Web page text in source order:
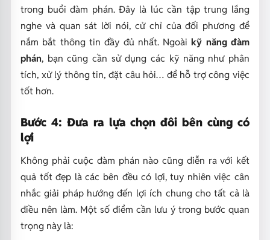
trong buổi đàm phán. Đây là lúc cần tập trung lắng
nghe và quan sát lời nói, cử chỉ của đối phương để
nắm bắt thông tin đầy đủ nhất. Ngoàikỹ năng đàm
phán, bạn cũng cần sử dụng các kỹ năng như phân
tích, xử lý thông tin, đặt câu hỏi… để hỗ trợ công việc
tốt hơn.
Bước 4: Đưa ra lựa chọn đôi bên cùng có
lợi
Không phải cuộc đàm phán nào cũng diễn ra với kết
quả tốt đẹp là các bên đều có lợi, tuy nhiên việc cân
nhắc giải pháp hướng đến lợi ích chung cho tất cả là
điều nên làm. Một số điểm cần lưu ý trong bước quan
trọng này là: